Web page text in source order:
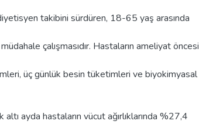
takibini sürdüren, 18-65 yaş arasında
çalışmasıdır. Hastaların ameliyat öncesi
üç günlük besin tüketimleri ve biyokimyasal
ayda hastaların vücut ağırlıklarında %27,4